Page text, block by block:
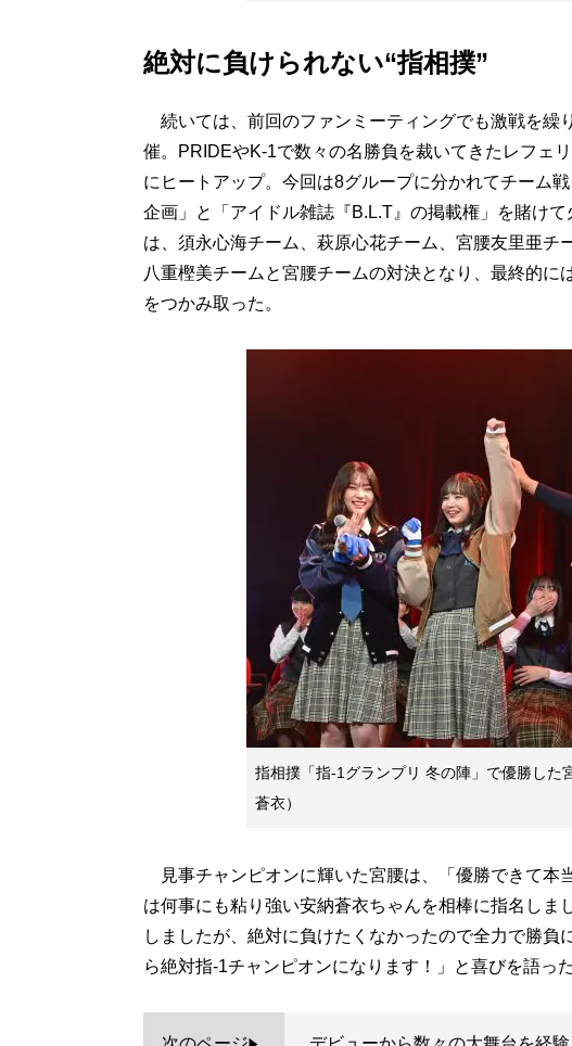
絶対に負けられない“指相撲”
続いては、前回のファンミーティングでも激戦を繰
催。PRIDEやK-1で数々の名勝負を裁いてきたレフェ
にヒートアップ。今回は8グループに分かれてチーム
企画」と「アイドル雑誌『B.L.T』の掲載権」を賭け
は、須永心海チーム、萩原心花チーム、宮腰友里亜チ
八重樫美チームと宮腰チームの対決となり、最終的
をつかみ取った。
指相撲「指-1グランプリ 冬の陣」で優勝した
蒼衣）
見事チャンピオンに輝いた宮腰は、「優勝できて本
は何事にも粘り強い安納蒼衣ちゃんを相棒に指名し
しましたが、絶対に負けたくなかったので全力で勝
ら絶対指-1チャンピオンになります！」と喜びを語った